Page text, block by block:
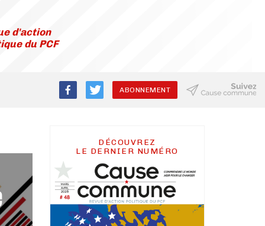
d'action
du PCF
ABONNEMENT
DÉCOUVREZ
LE DERNIER NUMÉRO